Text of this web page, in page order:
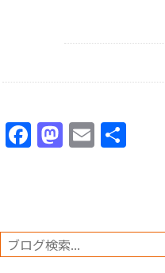
Facebook
Mastodon
Email